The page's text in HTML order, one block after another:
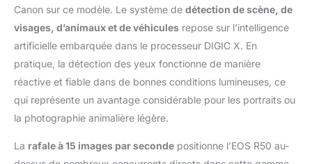
CREATIF : l'assistant
d'enregistrement
créatif sélectionne
paramètres idéaux
pour différentes
scènes. Idéal pour les
vlogs, les voyages, les
événements.
Canon sur ce modèle. Le système de détection de scène, de
visages, d’animaux et de véhicules repose sur l’intelligence
artificielle embarquée dans le processeur DIGIC X. En
pratique, la détection des yeux fonctionne de manière
réactive et fiable dans de bonnes conditions lumineuses, ce
qui représente un avantage considérable pour les portraits ou
la photographie animalière légère.
La rafale à 15 images par seconde positionne l’EOS R50 au-